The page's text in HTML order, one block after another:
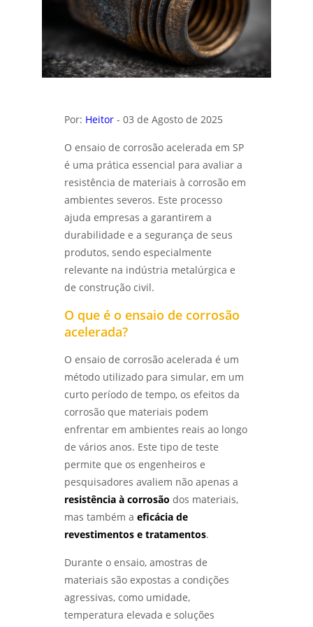
SEGURANÇA E QUALIDADE EM CADA
CONEXÃO - LABMETAL
DESCUBRA OS SEGREDOS DO LABORATÓRIO
DE ANÁLISE QUÍMICA E TRANSFORME
RESULTADOS - LABMETAL
ENTENDA A QUALIFICAÇÃO DE EPS EM SÃO
JOSÉ DOS CAMPOS E SUAS VANTAGENS -
COMO REALIZAR A QUALIFICAÇÃO DE EPS EM
SÃO PAULO PARA GARANTIR A QUALIDADE -
LABMETAL
PAULO E SEUS BENEFÍCIOS - LABMETAL
ANÁLISE DE FALHAS PARA MANUTENÇÃO EM
SP: GUIA COMPLETO - LABMETAL
ANÁLISE DE FALHAS PARA MANUTENÇÃO EM
SÃO PAULO: GUIA COMPLETO - LABMETAL
ENTENDA O ENSAIO DE CORROSÃO
ACELERADA EM SP E SEUS BENEFÍCIOS -
ENSAIO DE CORROSÃO POR PITE EM SÃO
PAULO E SUAS IMPLICAÇÕES - LABMETAL
LABORATÓRIO METALÚRGICO: INOVAÇÕES
QUE TRANSFORMAM O FUTURO DA INDÚSTRIA
- LABMETAL
DESVENDANDO O ENSAIO METALOGRÁFICO
DO AÇO: SEGREDOS PARA MATERIAIS DE ALTA
DESVENDANDO MISTÉRIOS: COMO A ANÁLISE
DE FALHAS TRANSFORMA EQUIPAMENTOS DE
PROCESSO - LABMETAL
Ensaio metalográfico aço
Ensaios físicos mecânicos
Ensaios mecânicos
metálicos
Ensaios mecânicos destrutivos
Ensaios mecânicos e metalúrgicos
Inspetor de solda qualificação
Inspeção de solda
Laboratório de análise química
Laboratório de ensaios
Laboratório de ensaios mecânicos
Laboratório de ensaios mecânicos e
Laboratório de ensaios mecânicos e
metalográficos
Laboratório de ensaios mecânicos sp
Laboratório de metalografia
Laboratório metalográfico
Laboratório metalúrgico
Qualificação de soldadores
Serviço de qualificação de soldador
analise de quebra de parafusos
Por: Heitor- 03 de Agosto de 2025
O ensaio de corrosão acelerada em SP
é uma prática essencial para avaliar a
resistência de materiais à corrosão em
ambientes severos. Este processo
ajuda empresas a garantirem a
durabilidade e a segurança de seus
produtos, sendo especialmente
relevante na indústria metalúrgica e
de construção civil.
O que é o ensaio de corrosão
acelerada?
O ensaio de corrosão acelerada é um
método utilizado para simular, em um
curto período de tempo, os efeitos da
corrosão que materiais podem
enfrentar em ambientes reais ao longo
de vários anos. Este tipo de teste
permite que os engenheiros e
pesquisadores avaliem não apenas a
resistência à corrosão dos materiais,
mas também a eficácia de
revestimentos e tratamentos.
Durante o ensaio, amostras de
materiais são expostas a condições
agressivas, como umidade,
temperatura elevada e soluções